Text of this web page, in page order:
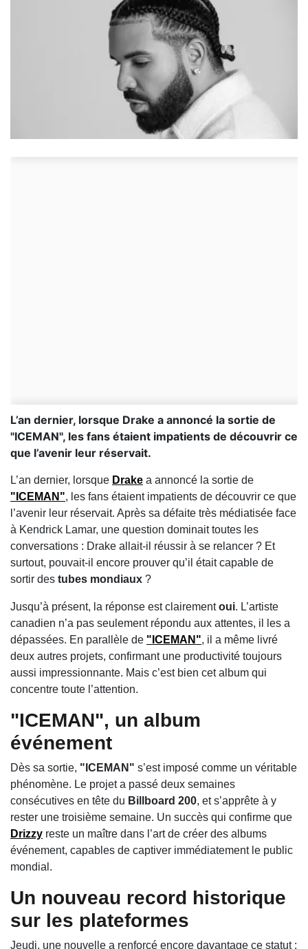
L’an dernier, lorsque Drake a annoncé la sortie de
"ICEMAN", les fans étaient impatients de découvrir ce
que l’avenir leur réservait.
L’an dernier, lorsque Drake a annoncé la sortie de
"ICEMAN", les fans étaient impatients de découvrir ce que
l’avenir leur réservait. Après sa défaite très médiatisée face
à Kendrick Lamar, une question dominait toutes les
conversations : Drake allait-il réussir à se relancer ? Et
surtout, pouvait-il encore prouver qu’il était capable de
sortir des tubes mondiaux ?
Jusqu’à présent, la réponse est clairementoui. L’artiste
canadien n’a pas seulement répondu aux attentes, il les a
dépassées. En parallèle de "ICEMAN", il a même livré
deux autres projets, confirmant une productivité toujours
aussi impressionnante. Mais c’est bien cet album qui
concentre toute l’attention.
"ICEMAN", un album
événement
Dès sa sortie, "ICEMAN" s’est imposé comme un véritable
phénomène. Le projet a passé deux semaines
consécutives en tête du Billboard 200, et s’apprête à y
rester une troisième semaine. Un succès qui confirme que
Drizzy reste un maître dans l’art de créer des albums
événement, capables de captiver immédiatement le public
mondial.
Un nouveau record historique
sur les plateformes
Jeudi, une nouvelle a renforcé encore davantage ce statut :